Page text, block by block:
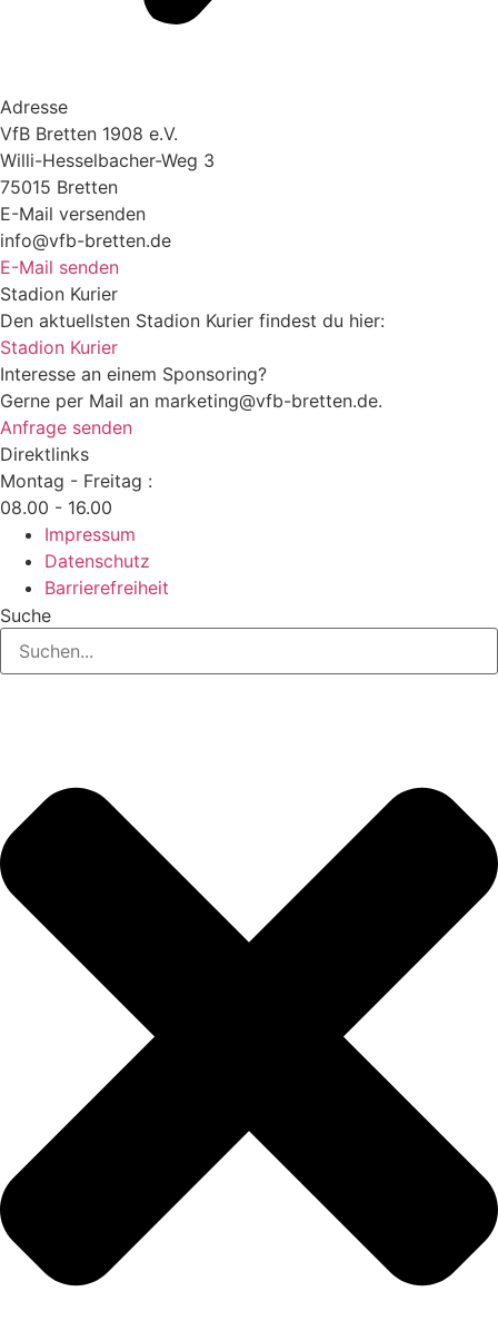
Adresse
VfB Bretten 1908 e.V.
Willi-Hesselbacher-Weg 3
75015 Bretten
E-Mail versenden
info@vfb-bretten.de
E-Mail senden
Stadion Kurier
Den aktuellsten Stadion Kurier findest du hier:
Stadion Kurier
Interesse an einem Sponsoring?
Gerne per Mail an marketing@vfb-bretten.de.
Anfrage senden
Direktlinks
Montag - Freitag :
08.00 - 16.00
Impressum
Datenschutz
Barrierefreiheit
Suche